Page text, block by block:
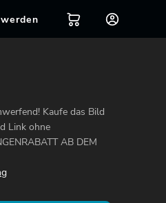
Kaufe das Bild
Link ohne
AB DEM